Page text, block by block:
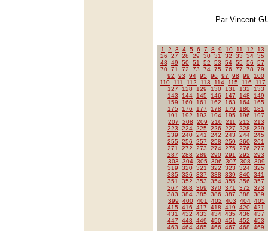
Par Vincent
1 2 3 4 5 6 7 8 9 10 11 12
13
26
27 28 29 30 31 32 33 34 35
48
49 50 51 52 53 54 55 56
57
70 71 72 73 74 75 76 77 78
79
92
93 94 95 96 97 98 99
100
110
111 112 113 114 115 116
117
127
128 129 130 131 132
133
143
144 145 146 147 148
149
159
160 161 162 163 164
165
175
176 177 178 179 180
181
191
192 193 194 195 196
197
207
208 209 210 211 212
213
223
224 225 226 227 228
229
239
240 241 242 243 244 245
255
256 257 258 259 260 261
271
272 273 274 275 276
277
287
288 289 290 291 292
293
303
304 305 306 307 308
309
319
320 321 322 323 324 325
335
336 337 338 339 340 341
351
352 353 354 355 356
357
367
368 369 370 371 372
373
383
384 385 386 387 388
389
399
400 401 402 403 404 405
415
416 417 418 419 420 421
431
432 433 434 435 436
437
447
448 449 450 451 452
453
463
464 465 466 467 468 469